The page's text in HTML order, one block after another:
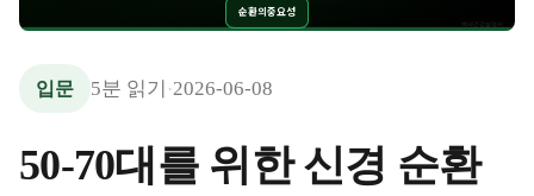
순환의중요성
백세건강설명서
입문 5분 읽기 ·2026-06-08
50-70대를 위한 신경 순환